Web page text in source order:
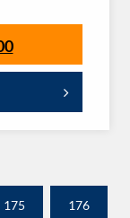
175 176